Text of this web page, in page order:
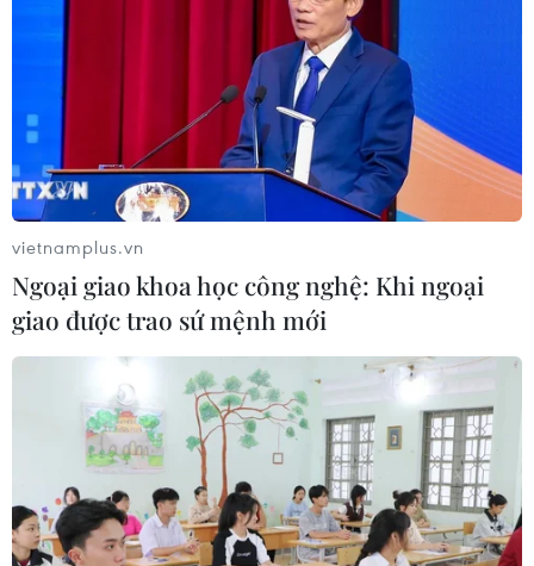
Hacker U15 "hạ gục" website sân bay: Bao
giờ nhận thức được nguy cơ?
11/03/2017 22:18
Cơ quan truyền thông, chuyên gia liên tục cảnh báo
nhưng có lẽ ý thức của những người quản lý hệ thống
công nghệ thông tin vẫn để ngoài tai. Thậm chí, hacker
15 tuổi cũng có thể làm họ đổ gục...
vietnamplus.vn
Ngoại giao khoa học công nghệ: Khi ngoại
giao được trao sứ mệnh mới